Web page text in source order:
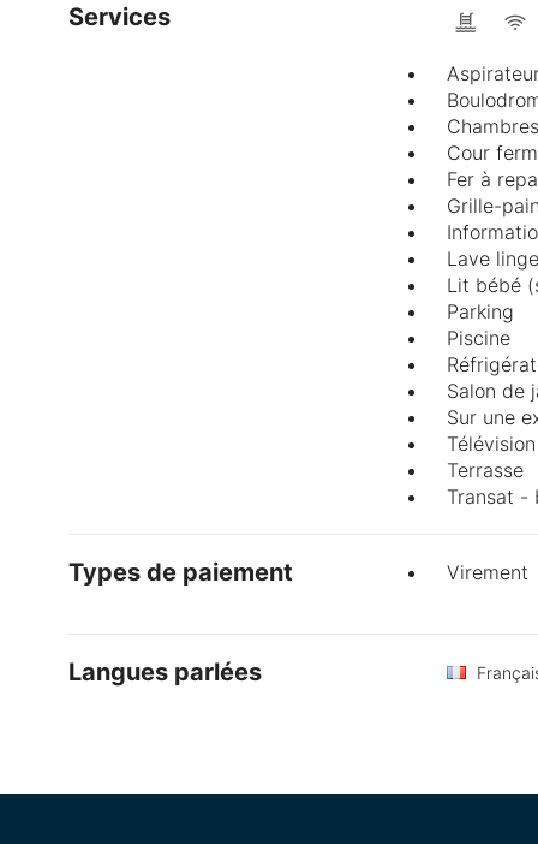
Services
Cour
Fer à
Grille-
Lave
Lit bébé
Parking
Piscine
Salon de
Sur une
Terrasse
Transat -
Types de paiement Virement
Langues parlées